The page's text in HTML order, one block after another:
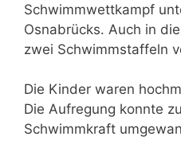
Schwimmwettkampf
Osnabrücks. Auch in
zwei Schwimmstaffeln
Die Kinder waren
Die Aufregung konnte
Schwimmkraft